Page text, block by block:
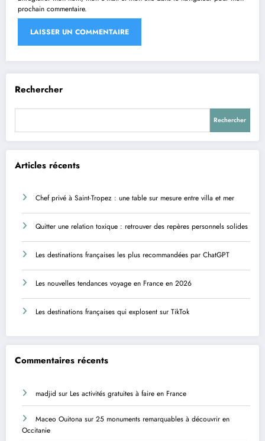
prochain commentaire.
Rechercher
Rechercher
Articles récents
Chef privé à Saint-Tropez : une table sur mesure entre villa et mer
Quitter une relation toxique : retrouver des repères personnels solides
Les destinations françaises les plus recommandées par ChatGPT
Les nouvelles tendances voyage en France en 2026
Les destinations françaises qui explosent sur TikTok
Commentaires récents
madjid sur Les activités gratuites à faire en France
Maceo Ouitona sur 25 monuments remarquables à découvrir en
Occitanie